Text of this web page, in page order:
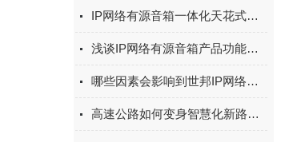
IP网络有源音箱一体化天花式设计，精致美观
浅谈IP网络有源音箱产品功能特点
哪些因素会影响到世邦IP网络拾音器的使用？
高速公路如何变身智慧化新路？看内蒙乌海的探索实践